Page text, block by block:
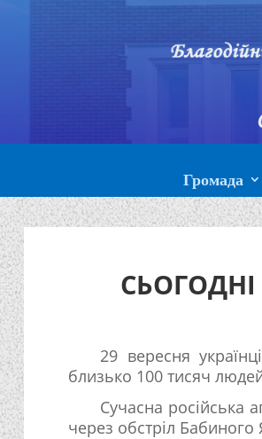
Громада
29 вересня
близько 100 тисяч
Сучасна російська
через обстріл Бабиного